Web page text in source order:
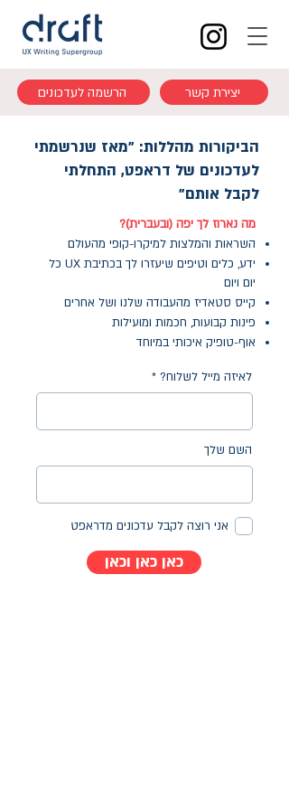
הרשמה לעדכונים יצירת קשר
הביקורות מהללות: "מאז שנרשמתי
לעדכונים של דראפט, התחלתי
לקבל אותם"
מה נארוז לך יפה (ובעברית)?
השראות והמלצות למיקרו-קופי מהעולם
ידע, כלים וטיפים שיעזרו לך בכתיבת UX כל
יום ויום
קייס סטאדיז מהעבודה שלנו ושל אחרים
פינות קבועות, חכמות ומועילות
אוף-טופיק איכותי במיוחד
לאיזה מייל לשלוח?
השם שלך
אני רוצה לקבל עדכונים מדראפט
כאן כאן וכאן